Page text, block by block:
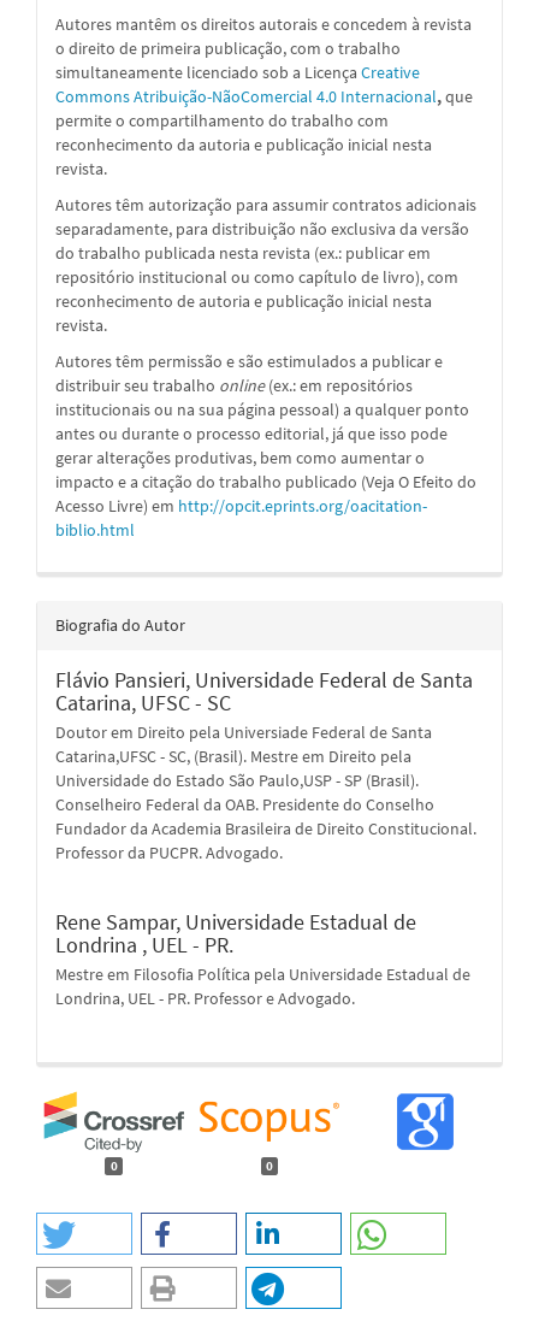
Autores mantêm os direitos autorais e concedem à revista
o direito de primeira publicação, com o trabalho
simultaneamente licenciado sob a Licença Creative
Commons Atribuição-NãoComercial 4.0 Internacional,que
permite o compartilhamento do trabalho com
reconhecimento da autoria e publicação inicial nesta
revista.
Autores têm autorização para assumir contratos adicionais
separadamente, para distribuição não exclusiva da versão
do trabalho publicada nesta revista (ex.: publicar em
repositório institucional ou como capítulo de livro), com
reconhecimento de autoria e publicação inicial nesta
revista.
Autores têm permissão e são estimulados a publicar e
distribuir seu trabalho online(ex.: em repositórios
institucionais ou na sua página pessoal) a qualquer ponto
antes ou durante o processo editorial, já que isso pode
gerar alterações produtivas, bem como aumentar o
impacto e a citação do trabalho publicado (Veja O Efeito do
Acesso Livre) em http://opcit.eprints.org/oacitation-
biblio.html
Biografia do Autor
Flávio Pansieri, Universidade Federal de Santa
Catarina, UFSC - SC
Doutor em Direito pela Universiade Federal de Santa
Catarina,UFSC - SC, (Brasil). Mestre em Direito pela
Universidade do Estado São Paulo,USP - SP (Brasil).
Conselheiro Federal da OAB. Presidente do Conselho
Fundador da Academia Brasileira de Direito Constitucional.
Professor da PUCPR. Advogado.
Rene Sampar, Universidade Estadual de
Londrina , UEL - PR.
Mestre em Filosofia Política pela Universidade Estadual de
Londrina, UEL - PR. Professor e Advogado.
0 0